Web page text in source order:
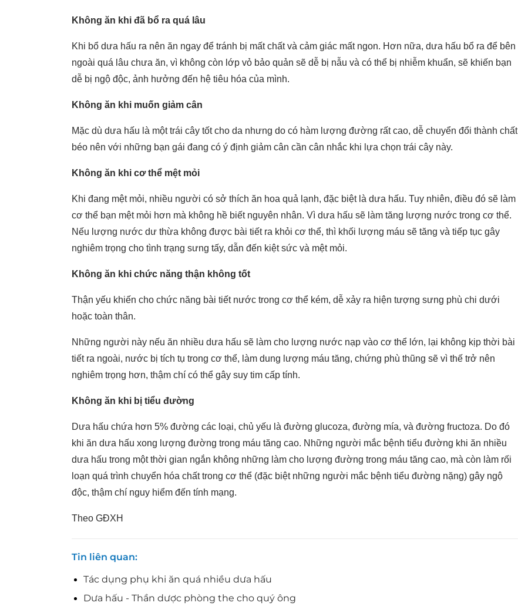
Không ăn khi đã bổ ra quá lâu
Khi bổ dưa hấu ra nên ăn ngay để tránh bị mất chất và cảm giác mất ngon. Hơn nữa, dưa hấu bổ ra để bên
ngoài quá lâu chưa ăn, vì không còn lớp vỏ bảo quản sẽ dễ bị nẫu và có thể bị nhiễm khuẩn, sẽ khiến bạn
dễ bị ngộ độc, ảnh hưởng đến hệ tiêu hóa của mình.
Không ăn khi muốn giảm cân
Mặc dù dưa hấu là một trái cây tốt cho da nhưng do có hàm lượng đường rất cao, dễ chuyển đổi thành chất
béo nên với những bạn gái đang có ý định giảm cân cần cân nhắc khi lựa chọn trái cây này.
Không ăn khi cơ thể mệt mỏi
Khi đang mệt mỏi, nhiều người có sở thích ăn hoa quả lạnh, đặc biệt là dưa hấu. Tuy nhiên, điều đó sẽ làm
cơ thể bạn mệt mỏi hơn mà không hề biết nguyên nhân. Vì dưa hấu sẽ làm tăng lượng nước trong cơ thể.
Nếu lượng nước dư thừa không được bài tiết ra khỏi cơ thể, thì khối lượng máu sẽ tăng và tiếp tục gây
nghiêm trọng cho tình trạng sưng tấy, dẫn đến kiệt sức và mệt mỏi.
Không ăn khi chức năng thận không tốt
Thận yếu khiến cho chức năng bài tiết nước trong cơ thể kém, dễ xảy ra hiện tượng sưng phù chi dưới
hoặc toàn thân.
Những người này nếu ăn nhiều dưa hấu sẽ làm cho lượng nước nạp vào cơ thể lớn, lại không kịp thời bài
tiết ra ngoài, nước bị tích tụ trong cơ thể, làm dung lượng máu tăng, chứng phù thũng sẽ vì thế trở nên
nghiêm trọng hơn, thậm chí có thể gây suy tim cấp tính.
Không ăn khi bị tiểu đường
Dưa hấu chứa hơn 5% đường các loại, chủ yếu là đường glucoza, đường mía, và đường fructoza. Do đó
khi ăn dưa hấu xong lượng đường trong máu tăng cao. Những người mắc bệnh tiểu đường khi ăn nhiều
dưa hấu trong một thời gian ngắn không những làm cho lượng đường trong máu tăng cao, mà còn làm rối
loạn quá trình chuyển hóa chất trong cơ thể (đặc biệt những người mắc bệnh tiểu đường nặng) gây ngộ
độc, thậm chí nguy hiểm đến tính mạng.
Theo GĐXH
Tin liên quan
Tác dụng phụ khi ăn quá nhiều dưa hấu
Dưa hấu - Thần dược phòng the cho quý ông